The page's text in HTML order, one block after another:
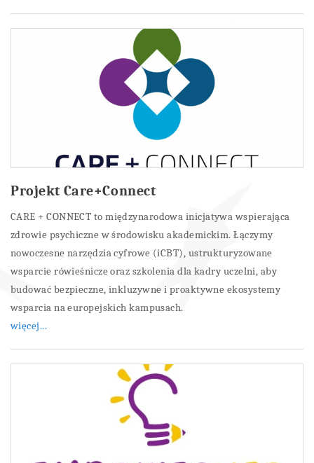
Projekt Care+Connect
CARE + CONNECT to międzynarodowa inicjatywa wspierająca
zdrowie psychiczne w środowisku akademickim. Łączymy
nowoczesne narzędzia cyfrowe (iCBT), ustrukturyzowane
wsparcie rówieśnicze oraz szkolenia dla kadry uczelni, aby
budować bezpieczne, inkluzywne i proaktywne ekosystemy
wsparcia na europejskich kampusach.
więcej...